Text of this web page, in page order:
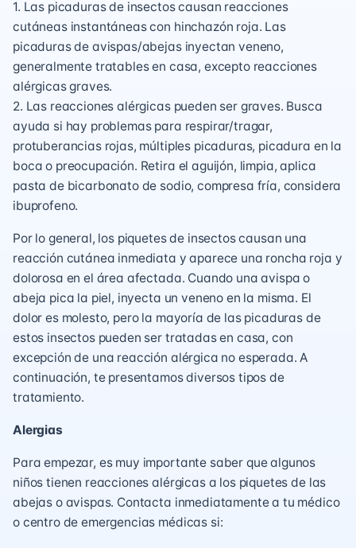
1. Las picaduras de insectos causan reacciones
cutáneas instantáneas con hinchazón roja. Las
picaduras de avispas/abejas inyectan veneno,
generalmente tratables en casa, excepto reacciones
alérgicas graves.
2. Las reacciones alérgicas pueden ser graves. Busca
ayuda si hay problemas para respirar/tragar,
protuberancias rojas, múltiples picaduras, picadura en la
boca o preocupación. Retira el aguijón, limpia, aplica
pasta de bicarbonato de sodio, compresa fría, considera
ibuprofeno.
Por lo general, los piquetes de insectos causan una
reacción cutánea inmediata y aparece una roncha roja y
dolorosa en el área afectada. Cuando una avispa o
abeja pica la piel, inyecta un veneno en la misma. El
dolor es molesto, pero la mayoría de las picaduras de
estos insectos pueden ser tratadas en casa, con
excepción de una reacción alérgica no esperada. A
continuación, te presentamos diversos tipos de
tratamiento.
Alergias
Para empezar, es muy importante saber que algunos
niños tienen reacciones alérgicas a los piquetes de las
abejas o avispas. Contacta inmediatamente a tu médico
o centro de emergencias médicas si: